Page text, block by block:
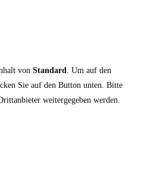
von Standard. Um auf den
Sie auf den Button unten. Bitte
weitergegeben werden.